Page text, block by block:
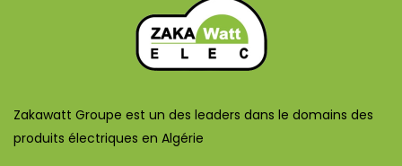
Zakawatt Groupe est un des leaders dans le domains des
produits électriques en Algérie